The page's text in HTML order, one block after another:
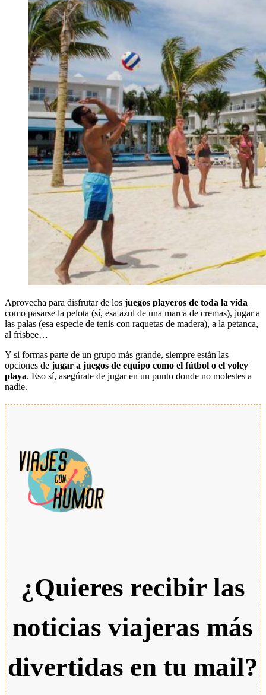
Aprovecha para disfrutar de los juegos playeros de toda la vida
como pasarse la pelota (sí, esa azul de una marca de cremas), jugar a
las palas (esa especie de tenis con raquetas de madera), a la petanca,
al frisbee…
Y si formas parte de un grupo más grande, siempre están las
opciones de jugar a juegos de equipo como el fútbol o el voley
playa. Eso sí, asegúrate de jugar en un punto donde no molestes a
nadie.
¿Quieres recibir las
noticias viajeras más
divertidas en tu mail?